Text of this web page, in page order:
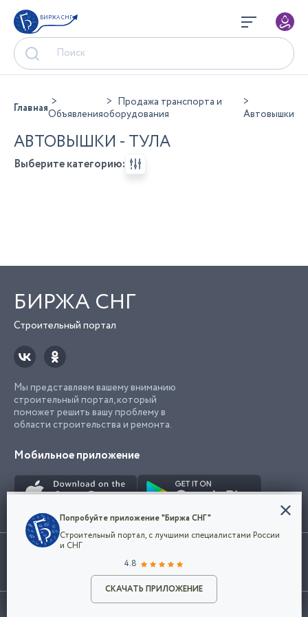
БИРЖА СНГ
Разместить объявление
ГлавнаяОбъявления
Продажа транспорта и
оборудования
Автовышки
АВТОВЫШКИ - ТУЛА
Выберите категорию:
БИРЖА СНГ
Строительный портал
Мы представляем вашему вниманию
строительный портал, который
поможет решить вашу проблему в
области строительства и ремонта.
Мобильное приложение
Использование сайта, в том числе подача объявлений, означает
марки представленные на сайте являются собственностью их
©2026Биржа СНГ
Конфиденциальность
Мы используем файлы cookie, чтобы сделать
наш сайт удобным для каждого
Политикой конфиденциальности компании
и принимаете условия использования cookie.
Попробуйте приложение "Биржа СНГ"
Строительный портал, с лучшими специалистами России
и СНГ
4.8
СКАЧАТЬ ПРИЛОЖЕНИЕ